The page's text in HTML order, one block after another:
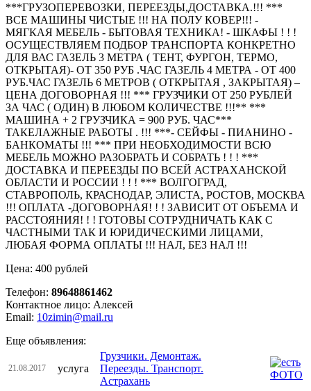
***ГРУЗОПЕРЕВОЗКИ, ПЕРЕЕЗДЫ,ДОСТАВКА.!!! ***
ВСЕ МАШИНЫ ЧИСТЫЕ !!! НА ПОЛУ КОВЕР!!! -
МЯГКАЯ МЕБЕЛЬ - БЫТОВАЯ ТЕХНИКА! - ШКАФЫ ! ! !
ОСУЩЕСТВЛЯЕМ ПОДБОР ТРАНСПОРТА КОНКРЕТНО
ДЛЯ ВАС ГАЗЕЛЬ 3 МЕТРА ( ТЕНТ, ФУРГОН, ТЕРМО,
ОТКРЫТАЯ)- ОТ 350 РУБ .ЧАС ГАЗЕЛЬ 4 МЕТРА - ОТ 400
РУБ.ЧАС ГАЗЕЛЬ 6 МЕТРОВ ( ОТКРЫТАЯ , ЗАКРЫТАЯ) –
ЦЕНА ДОГОВОРНАЯ !!! *** ГРУЗЧИКИ ОТ 250 РУБЛЕЙ
ЗА ЧАС ( ОДИН) В ЛЮБОМ КОЛИЧЕСТВЕ !!!** ***
МАШИНА + 2 ГРУЗЧИКА = 900 РУБ. ЧАС***
ТАКЕЛАЖНЫЕ РАБОТЫ . !!! ***- СЕЙФЫ - ПИАНИНО -
БАНКОМАТЫ !!! *** ПРИ НЕОБХОДИМОСТИ ВСЮ
МЕБЕЛЬ МОЖНО РАЗОБРАТЬ И СОБРАТЬ ! ! ! ***
ДОСТАВКА И ПЕРЕЕЗДЫ ПО ВСЕЙ АСТРАХАНСКОЙ
ОБЛАСТИ И РОССИИ ! ! ! *** ВОЛГОГРАД,
СТАВРОПОЛЬ, КРАСНОДАР, ЭЛИСТА, РОСТОВ, МОСКВА
!!! ОПЛАТА -ДОГОВОРНАЯ! ! ! ЗАВИСИТ ОТ ОБЪЕМА И
РАССТОЯНИЯ! ! ! ГОТОВЫ СОТРУДНИЧАТЬ КАК С
ЧАСТНЫМИ ТАК И ЮРИДИЧЕСКИМИ ЛИЦАМИ,
ЛЮБАЯ ФОРМА ОПЛАТЫ !!! НАЛ, БЕЗ НАЛ !!!
Цена: 400 рублей
Телефон: 89648861462
Контактное лицо: Алексей
Email: 10zimin@mail.ru
Еще объявления:
21.08.2017 услуга
Грузчики. Демонтаж.
Переезды. Транспорт.
Астрахань